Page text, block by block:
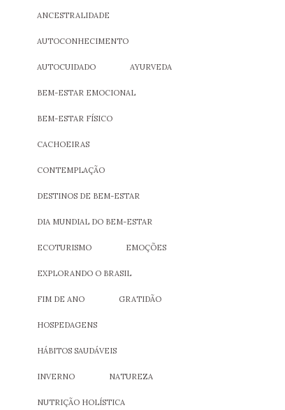
ANCESTRALIDADE
AUTOCONHECIMENTO
AUTOCUIDADO AYURVEDA
BEM-ESTAR EMOCIONAL
BEM-ESTAR FÍSICO
CACHOEIRAS
CONTEMPLAÇÃO
DESTINOS DE BEM-ESTAR
DIA MUNDIAL DO BEM-ESTAR
ECOTURISMO EMOÇÕES
EXPLORANDO O BRASIL
FIM DE ANO GRATIDÃO
HOSPEDAGENS
HÁBITOS SAUDÁVEIS
INVERNO NATUREZA
NUTRIÇÃO HOLÍSTICA